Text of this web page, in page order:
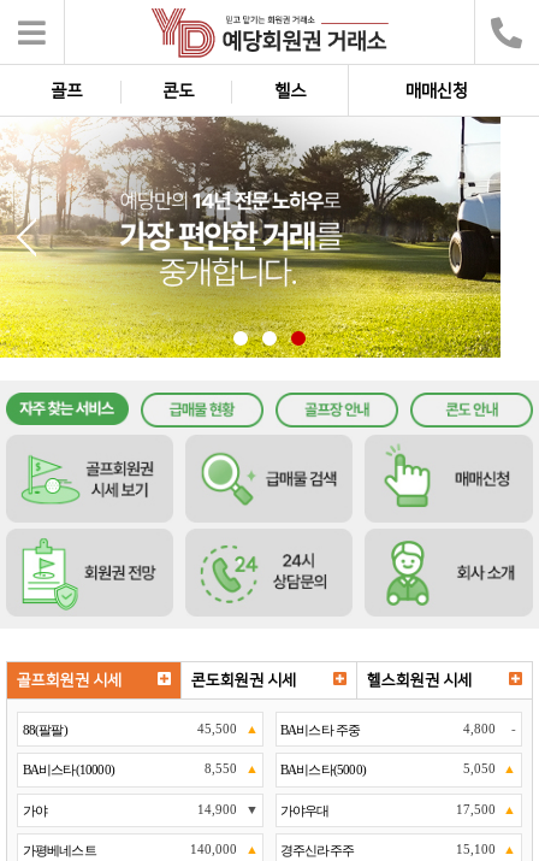
골프 콘도 헬스 매매신청
골프회원권 시세 콘도회원권 시세 헬스회원권 시세